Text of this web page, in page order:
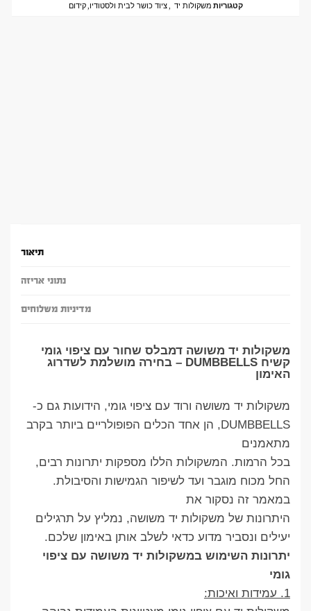
קטגוריות משקולות יד ,ציוד כושר לבית ולסטודיו ,קידום
תיאור
נתוני אריזה
מדיניות משלוחים
משקולות יד משושה דמבלס שחור עם ציפוי גומי
קשיח DUMBBELLS – בחירה מושלמת לשדרוג
האימון
משקולות יד משושה ורוד עם ציפוי גומי, הידועות גם כ-
DUMBBELLS, הן אחד הכלים הפופולריים ביותר בקרב
מתאמנים
בכל הרמות. המשקולות הללו מספקות יתרונות רבים,
החל מכוח מוגבר ועד לשיפור הגמישות והסיבולת.
במאמר זה נסקור את
היתרונות של משקולות יד משושה, נמליץ על תרגילים
יעילים ונסביר מדוע כדאי לשלב אותן באימון שלכם.
יתרונות השימוש במשקולות יד משושה עם ציפוי
גומי
1. עמידות ואיכות: